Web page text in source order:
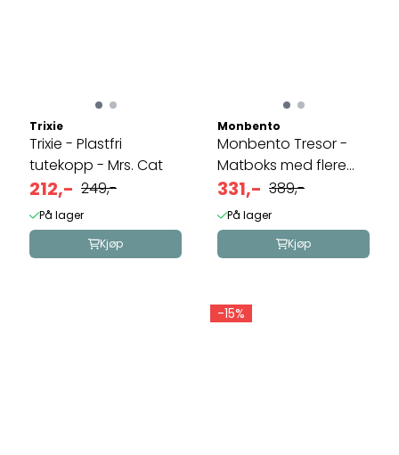
Trixie
Trixie - Plastfri
tutekopp - Mrs. Cat
212,- 249,-
På lager
Kjøp
Monbento
Monbento Tresor -
Matboks med flere
rom - Dino
331,- 389,-
På lager
Kjøp
-15%